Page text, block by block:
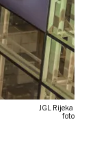
JGL Rijeka
foto